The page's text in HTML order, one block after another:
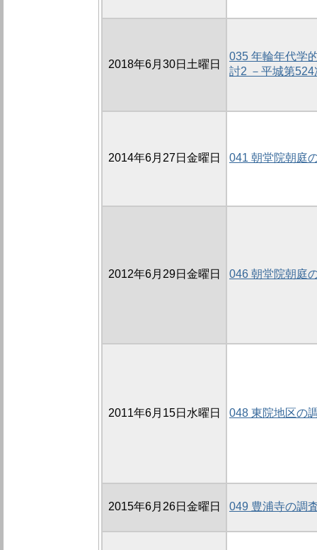
2018年6月30日土曜日
035 年輪年代学
討2 －平城第
2014年6月27日金曜日 041 朝堂院朝庭
2012年6月29日金曜日 046 朝堂院朝庭
2011年6月15日水曜日 048 東院地区の
2015年6月26日金曜日 049 豊浦寺の調